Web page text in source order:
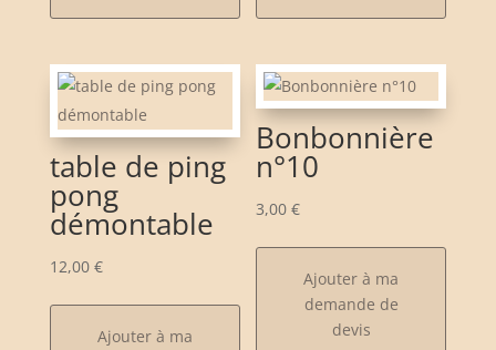
table de ping
pong
démontable
12,00 €
Ajouter à ma
Bonbonnière
n°10
3,00€
Ajouter à ma
demande de
devis